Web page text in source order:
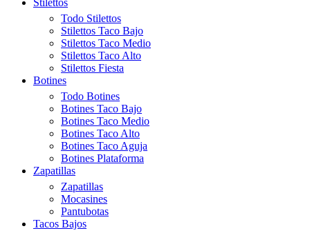
Stilettos
Todo Stilettos
Stilettos Taco Bajo
Stilettos Taco Medio
Stilettos Taco Alto
Stilettos Fiesta
Botines
Todo Botines
Botines Taco Bajo
Botines Taco Medio
Botines Taco Alto
Botines Taco Aguja
Botines Plataforma
Zapatillas
Zapatillas
Mocasines
Pantubotas
Tacos Bajos